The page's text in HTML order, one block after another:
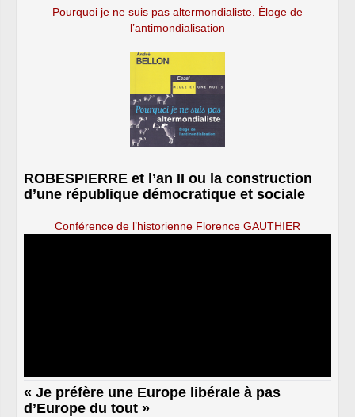
Pourquoi je ne suis pas altermondialiste. Éloge de
l’antimondialisation
ROBESPIERRE et l’an II ou la construction
d’une république démocratique et sociale
Conférence de l’historienne Florence GAUTHIER
« Je préfère une Europe libérale à pas
d’Europe du tout »